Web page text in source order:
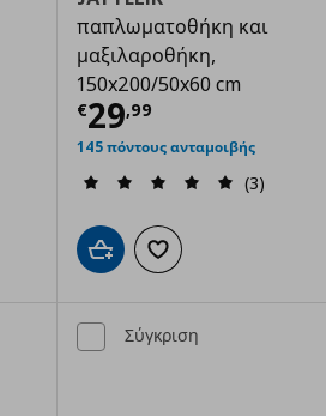
€ 17,99
παπλωματοθήκη και
μαξιλαροθήκη,
150x200/50x60 cm
€29,99
Τρέχουσα
145 πόντους ανταμοιβής
(3)
Προσθήκη στο καλάθι
Προσθήκη στα
Σύγκριση